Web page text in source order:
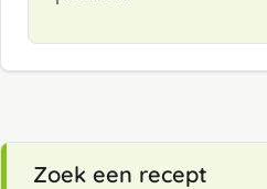
Zoek een recept